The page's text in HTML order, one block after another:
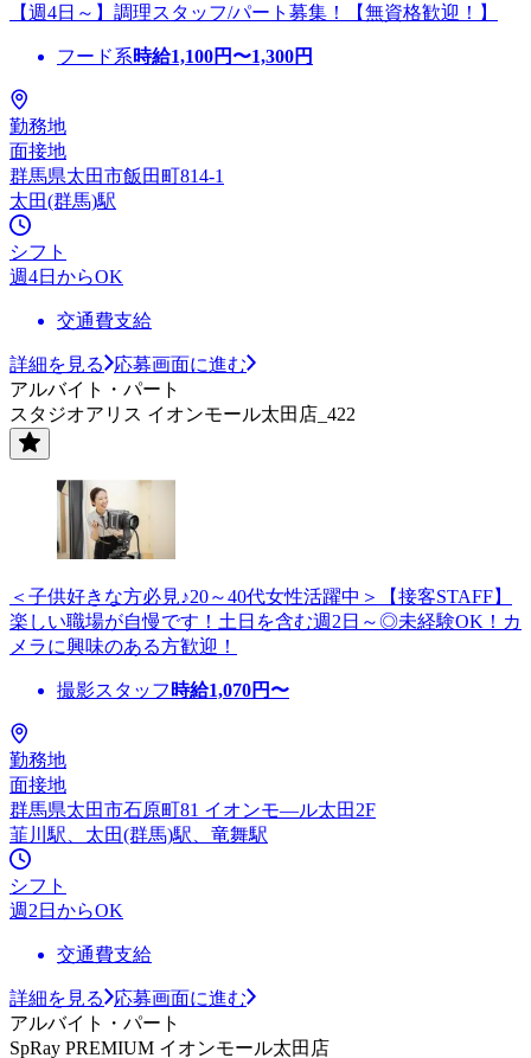
【週4日～】調理スタッフ/パート募集！【無資格歓迎！】
フード系時給1,100円〜1,300円
勤務地
面接地
群馬県太田市飯田町814-1
太田(群馬)駅
シフト
週4日からOK
交通費支給
詳細を見る
応募画面に進む
アルバイト・パート
スタジオアリス イオンモール太田店_422
＜子供好きな方必見♪20～40代女性活躍中＞【接客STAFF】
楽しい職場が自慢です！土日を含む週2日～◎未経験OK！カ
メラに興味のある方歓迎！
撮影スタッフ 時給1,070円〜
勤務地
面接地
群馬県太田市石原町81 イオンモ—ル太田2F
韮川駅、太田(群馬)駅、竜舞駅
シフト
週2日からOK
交通費支給
詳細を見る
応募画面に進む
アルバイト・パート
SpRay PREMIUM イオンモール太田店